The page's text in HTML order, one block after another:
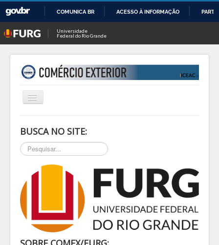
O
CONTEÚDO
COMUNICA BR ACESSO À INFORMAÇÃO
Universidade
Federal do Rio Grande
Alternar
Navegação
SOBRE
NOTÍCIAS
PESQ & EXTEN
SECRETARIA
BUSCA NO SITE:
Pesquisar...